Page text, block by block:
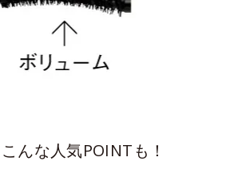
んな人気POINTも！